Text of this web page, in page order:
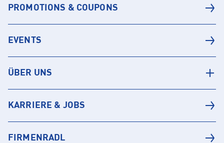
PROMOTIONS & COUPONS
EVENTS
ÜBER UNS
KARRIERE & JOBS
FIRMENRADL